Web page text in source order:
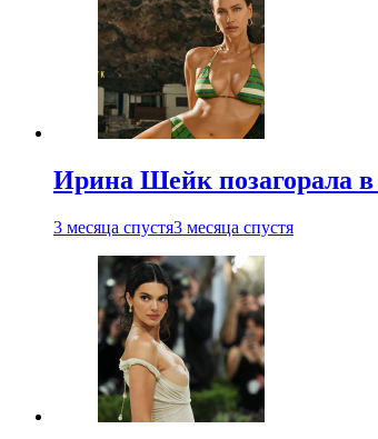
Ирина Шейк позагорала
3 месяца спустя3 месяца спустя